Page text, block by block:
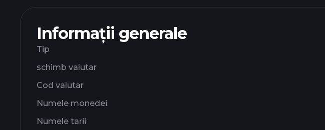
Informații generale
Tip
schimb valutar
Cod valutar
Numele monedei
Numele tarii